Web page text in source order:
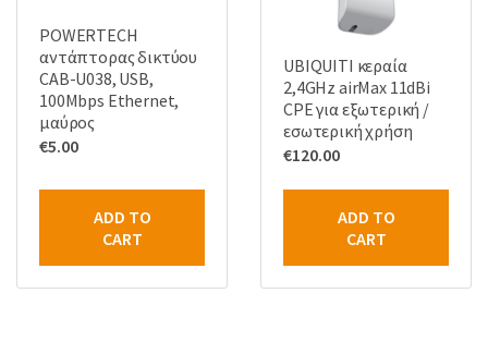
POWERTECH
αντάπτορας δικτύου
CAB-U038, USB,
100Mbps Ethernet,
μαύρος
€5.00
ADD TO
CART
UBIQUITI κεραία
2,4GHz airMax 11dBi
CPE για εξωτερική /
εσωτερική χρήση
€120.00
ADD TO
CART